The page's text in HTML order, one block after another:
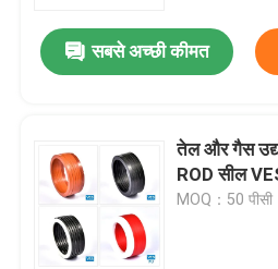
सबसे अच्छी कीमत
तेल और गैस
ROD सील
MOQ：50 पीसी